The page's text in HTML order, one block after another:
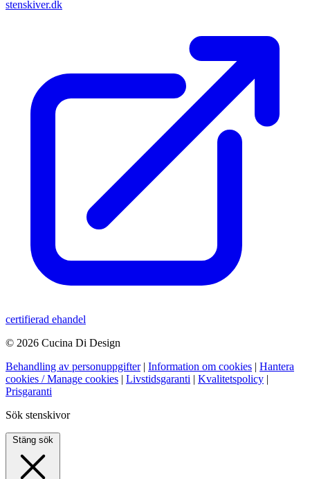
stenskiver.dk
certifierad ehandel
© 2026 Cucina Di Design
Behandling av personuppgifter | Information om cookies | Hantera
cookies / Manage cookies | Livstidsgaranti | Kvalitetspolicy |
Prisgaranti
Sök stenskivor
Stäng sök